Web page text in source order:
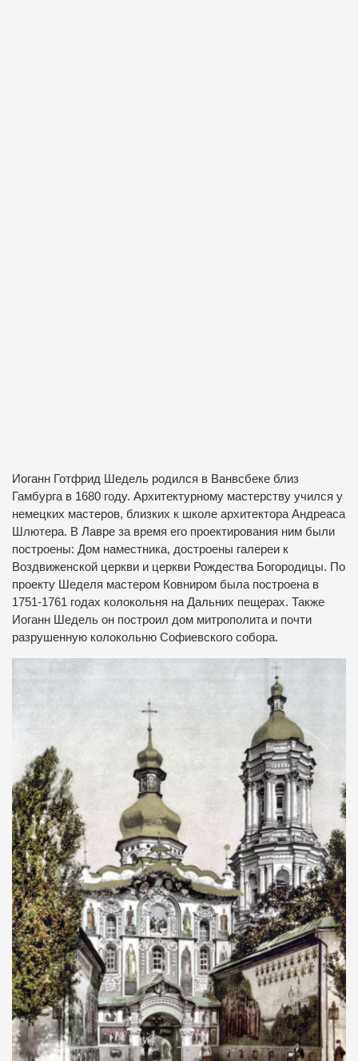
Иоганн Готфрид Шедель родился в Ванвсбеке близ
Гамбурга в 1680 году. Архитектурному мастерству учился у
немецких мастеров, близких к школе архитектора Андреаса
Шлютера. В Лавре за время его проектирования ним были
построены: Дом наместника, достроены галереи к
Воздвиженской церкви и церкви Рождества Богородицы. По
проекту Шеделя мастером Ковниром была построена в
1751-1761 годах колокольня на Дальних пещерах. Также
Иоганн Шедель он построил дом митрополита и почти
разрушенную колокольню Софиевского собора.